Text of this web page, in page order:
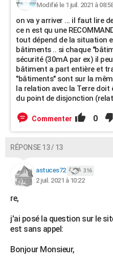
Modifié le 1 juil. 2021 à
on va y arriver ... il faut lire
ce n est qu une
tout dépend de la situation
bâtiments .. si chaque
sécurité (30mA par ex) il
bâtiment a part entière et
"bâtiments" sont sur la
la relation avec la Terre
du point de disjonction
Commenter 0
RÉPONSE 13 / 13
astuces72 316
2 juil. 2021 à 10:22
re,
j'ai posé la question sur le
est sans appel:
Bonjour Monsieur,